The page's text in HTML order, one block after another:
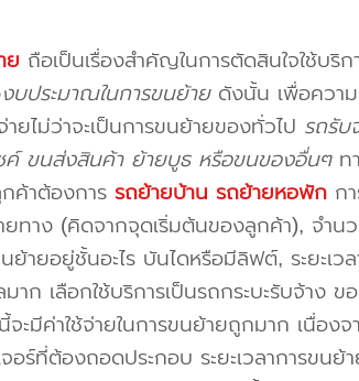
ย ถือเป็นเรื่องสำคัญในการตัดสินใจใช้บริ
งบประมาณในการขนย้ายดังนั้น เพื่อความ
ายไม่ว่าจะเป็นการขนย้ายของทั่วไป รถรั
ค์ ขนส่งสินค้า ย้ายบูธ หรือขนของอื่นๆท
ค้าต้องการ รถย้ายบ้าน รถย้ายหอพักกา
ทาง (คิดจากจุดเริ่มต้นของลูกค้า), จำ
ย้ายอยู่ชั้นอะไร บันไดหรือมีลิฟต์, ระยะเ
าก เลือกใช้บริการเป็นรถกระบะรับจ้า
มีค่าใช้จ่ายในการขนย้ายถูกมาก เนื่อง
อร์ที่ต้องถอดประกอบ ระยะเวลาการขนย้